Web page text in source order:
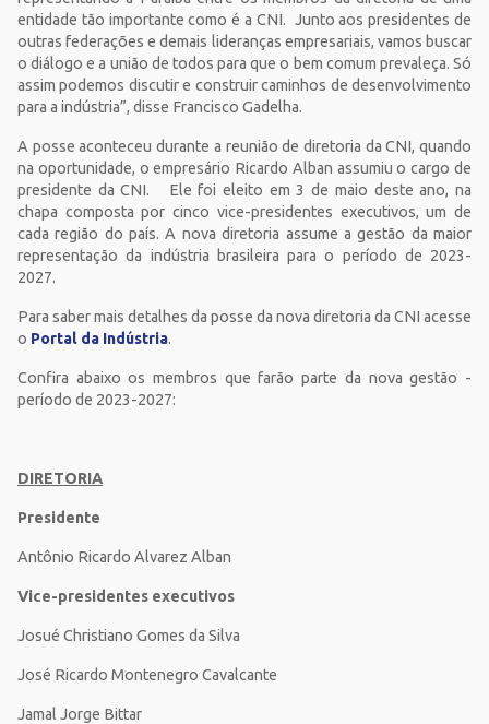
entidade tão importante como é a CNI. Junto aos presidentes de
outras federações e demais lideranças empresariais, vamos buscar
o diálogo e a união de todos para que o bem comum prevaleça. Só
assim podemos discutir e construir caminhos de desenvolvimento
para a indústria”, disse Francisco Gadelha.
A posse aconteceu durante a reunião de diretoria da CNI, quando
na oportunidade, o empresário Ricardo Alban assumiu o cargo de
presidente da CNI. Ele foi eleito em 3 de maio deste ano, na
chapa composta por cinco vice-presidentes executivos, um de
cada região do país. A nova diretoria assume a gestão da maior
representação da indústria brasileira para o período de 2023-
2027.
Para saber mais detalhes da posse da nova diretoria da CNI acesse
o Portal da Indústria.
Confira abaixo os membros que farão parte da nova gestão -
período de 2023-2027:
DIRETORIA
Presidente
Antônio Ricardo Alvarez Alban
Vice-presidentes executivos
Josué Christiano Gomes da Silva
José Ricardo Montenegro Cavalcante
Jamal Jorge Bittar